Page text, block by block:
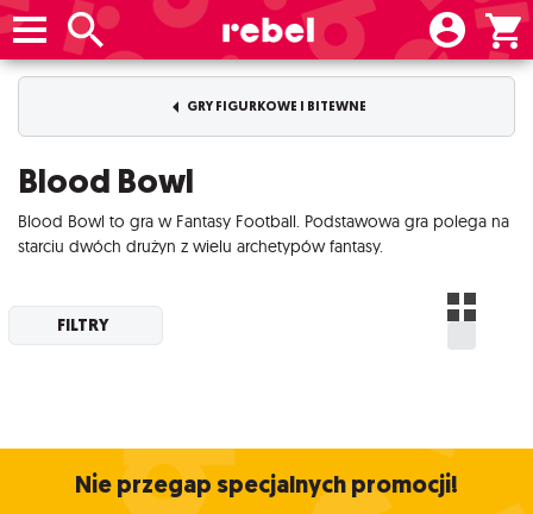
GRY FIGURKOWE I BITEWNE
Blood Bowl
Blood Bowl to gra w Fantasy Football. Podstawowa gra polega na
starciu dwóch drużyn z wielu archetypów fantasy.
FILTRY
Nie przegap specjalnych promocji!